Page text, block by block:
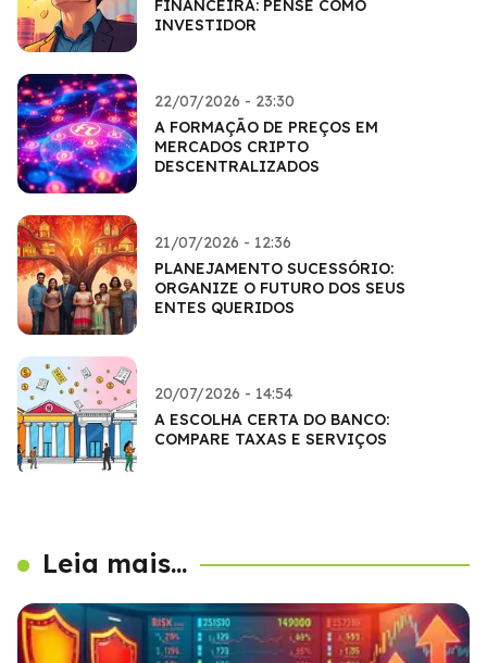
FINANCEIRA: PENSE COMO
INVESTIDOR
22/07/2026 - 23:30
A FORMAÇÃO DE PREÇOS EM
MERCADOS CRIPTO
DESCENTRALIZADOS
21/07/2026 - 12:36
PLANEJAMENTO SUCESSÓRIO:
ORGANIZE O FUTURO DOS SEUS
ENTES QUERIDOS
20/07/2026 - 14:54
A ESCOLHA CERTA DO BANCO:
COMPARE TAXAS E SERVIÇOS
Leia mais...